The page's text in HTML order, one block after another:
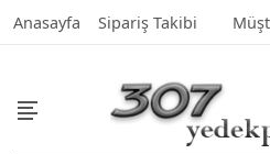
Anasayfa Sipariş Takibi